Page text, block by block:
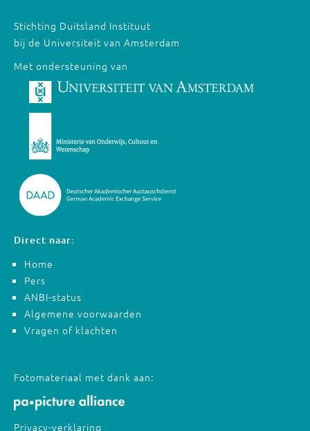
Stichting Duitsland Instituut
bij de Universiteit van Amsterdam
Met ondersteuning van
Direct naar:
Home
Pers
ANBI-status
Algemene voorwaarden
Vragen of klachten
Fotomateriaal met dank aan:
Privacy-verklaring